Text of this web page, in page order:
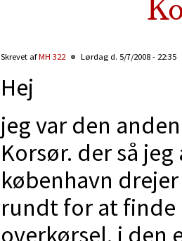
Skrevet afMH 322 Lørdag d. 5/7/2008 - 22:35
Hej
jeg var den
Korsør. der så
københavn
rundt for at
overkørsel. i den